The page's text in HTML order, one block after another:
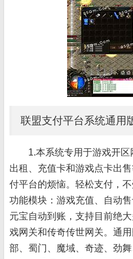
联盟支付平台系统通用
1.本系统专用于游戏开
出租、充值卡和游戏点卡出
付平台的烦恼。轻松支付，
功能模块：游戏充值、自动
元宝自动到账，支持目前绝
戏网关和传奇传世网关。通
部、蜀门、魔域、奇迹、劲